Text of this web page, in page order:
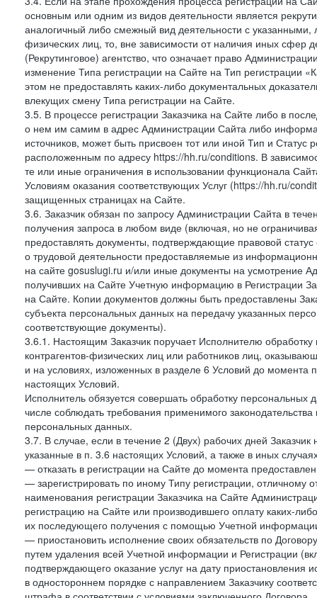
основным или одним из видов деятельности является
аналогичный либо смежный вид деятельности с
физических лиц, то, вне зависимости от наличия иных сфер
(Рекрутинговое) агентство, что означает право
изменение Типа регистрации на Сайте на Тип регистрации
этом не предоставлять каких-либо документальных
влекущих смену Типа регистрации на Сайте.
3.5. В процессе регистрации Заказчика на Сайте либо в
о нем им самим в адрес Администрации Сайта либо
источников, может быть присвоен тот или иной Тип и
расположенным по адресу https://hh.ru/conditions. В
те или иные ограничения в использовании функционала
Условиям оказания соответствующих Услуг (https://hh.ru/
защищенных страницах на Сайте.
3.6. Заказчик обязан по запросу Администрации Сайта в
получения запроса в любом виде (включая, но не
предоставлять документы, подтверждающие правовой
о трудовой деятельности предоставляемые из
на сайте gosuslugi.ru и/или иные документы на усмотрение
получивших на Сайте Учетную информацию в Регистрации
на Сайте. Копии документов должны быть предоставлены
субъекта персональных данных на передачу указанных
соответствующие документы).
3.6.1. Настоящим Заказчик поручает Исполнителю
контрагентов-физических лиц или работников лиц,
и на условиях, изложенных в разделе 6 Условий до момента
настоящих Условий.
Исполнитель обязуется совершать обработку
числе соблюдать требования применимого
персональных данных.
3.7. В случае, если в течение 2 (Двух) рабочих дней
указанные в п. 3.6 настоящих Условий, а также в иных
— отказать в регистрации на Сайте до момента
— зарегистрировать по иному Типу регистрации, отличному
наименования регистрации Заказчика на Сайте
регистрацию на Сайте или производившего оплату каких-
их последующего получения с помощью Учетной
— приостановить исполнение своих обязательств по
путем удаления всей Учетной информации и Регистрации
подтверждающего оказание услуг на дату приостановления
в одностороннем порядке с направлением Заказчику